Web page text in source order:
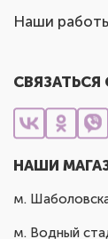
Наши
СВЯЗАТЬСЯ
НАШИ
м.
м. Водный